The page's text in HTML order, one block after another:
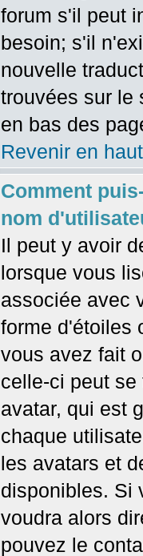
forum s'il peut
besoin; s'il
nouvelle
trouvées sur le
en bas des
Revenir en
Comment
nom
Il peut y avoir
lorsque vous
associée avec
forme d'étoiles
vous avez fait
celle-ci peut
avatar, qui est
chaque
les avatars et
disponibles. Si
voudra alors
pouvez le